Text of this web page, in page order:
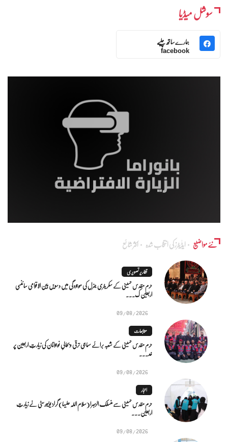
سوشل میڈیا
ہمارے ساتھ چلیے
facebook
نئے مواضیع ایڈٰیٹرز کی انتخاب شدہ اکثر شائع
تقاریر تصویری
حرم مقدس حسینی کے سکریٹری جنرل کی موجودگی میں دسویں بین الاقوامی سائنسی
اربعین ک...
09/08/2026
متابعات
حرم مقدس حسینی کے شعبہ برائے سماجی ترقی و بحالیِ نوجوانان کی زیارتِ اربعین پر
خد...
09/08/2026
اخبار
حرم مقدس حسینی سے منسلک الزہرا (سلام اللہ علیہا) گرلز یونیورسٹی نے زیارتِ
اربعین...
09/08/2026